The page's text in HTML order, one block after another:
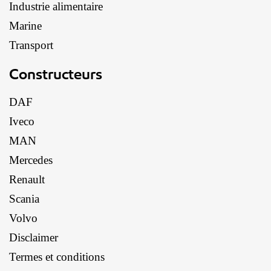
Industrie alimentaire
Marine
Transport
Constructeurs
DAF
Iveco
MAN
Mercedes
Renault
Scania
Volvo
Disclaimer
Termes et conditions